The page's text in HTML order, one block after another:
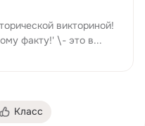
викториной!
факту!' \- это в...
Класс